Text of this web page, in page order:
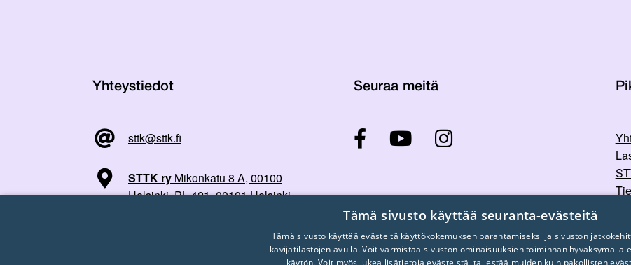
Yhteystiedot
sttk@sttk.fi
STTK ry Mikonkatu 8 A, 00100
Helsinki, PL 421, 00101 Helsinki
Seuraa meitä
Tämä sivusto käyttää seuranta-evästeitä
Tämä sivusto käyttää evästeitä käyttökokemuksen parantamiseksi ja sivuston
kävijätilastojen avulla. Voit varmistaa sivuston ominaisuuksien toiminnan hyväksymällä
käytön. Voit myös lukea lisätietoja evästeistä, tai estää muiden kuin pakollisten